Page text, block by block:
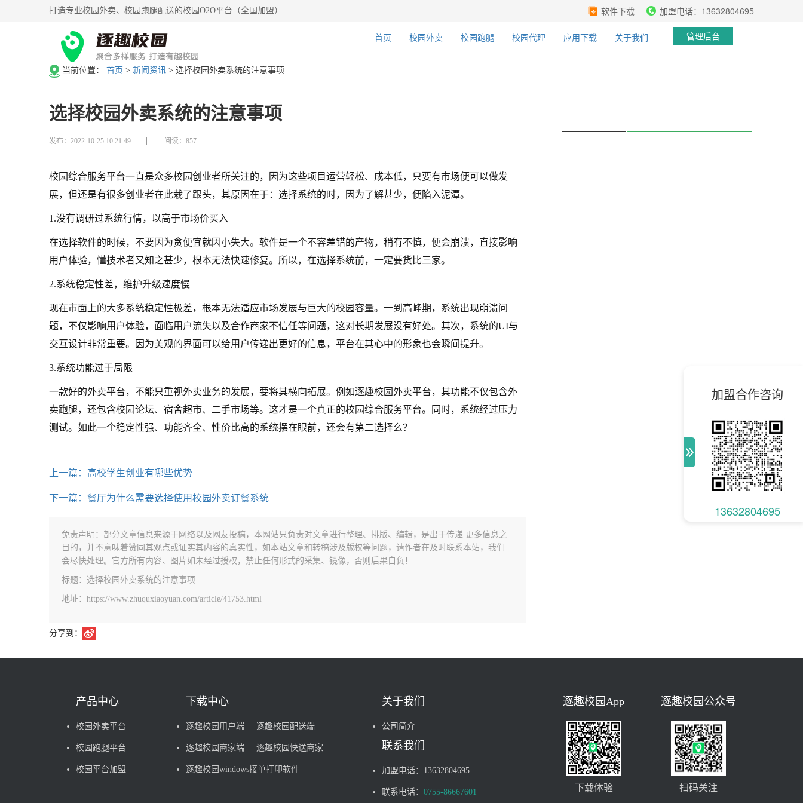
打造专业校园外卖、校园跑腿配送的校园O2O平台（全国加盟） 软件下载 加盟电话：13632804695
首页 校园外卖 校园跑腿 校园代理 应用下载 关于我们 管理后台
加盟合作咨询
13632804695
当前位置： 首页 > 新闻资讯 > 选择校园外卖系统的注意事项
选择校园外卖系统的注意事项
发布：2022-10-25 10:21:49 阅读：857
校园综合服务平台一直是众多校园创业者所关注的，因为这些项目运营轻松、成本低，只要有市场便可以做发
展，但还是有很多创业者在此栽了跟头，其原因在于：选择系统的时，因为了解甚少，便陷入泥潭。
1.没有调研过系统行情，以高于市场价买入
在选择软件的时候，不要因为贪便宜就因小失大。软件是一个不容差错的产物，稍有不慎，便会崩溃，直接影响
用户体验，懂技术者又知之甚少，根本无法快速修复。所以，在选择系统前，一定要货比三家。
2.系统稳定性差，维护升级速度慢
现在市面上的大多系统稳定性极差，根本无法适应市场发展与巨大的校园容量。一到高峰期，系统出现崩溃问
题，不仅影响用户体验，面临用户流失以及合作商家不信任等问题，这对长期发展没有好处。其次，系统的UI与
交互设计非常重要。因为美观的界面可以给用户传递出更好的信息，平台在其心中的形象也会瞬间提升。
3.系统功能过于局限
一款好的外卖平台，不能只重视外卖业务的发展，要将其横向拓展。例如逐趣校园外卖平台，其功能不仅包含外
卖跑腿，还包含校园论坛、宿舍超市、二手市场等。这才是一个真正的校园综合服务平台。同时，系统经过压力
测试。如此一个稳定性强、功能齐全、性价比高的系统摆在眼前，还会有第二选择么？
上一篇：高校学生创业有哪些优势
下一篇：餐厅为什么需要选择使用校园外卖订餐系统
免责声明：部分文章信息来源于网络以及网友投稿，本网站只负责对文章进行整理、排版、编辑，是出于传递 更多信息之
目的，并不意味着赞同其观点或证实其内容的真实性，如本站文章和转稿涉及版权等问题，请作者在及时联系本站，我们
会尽快处理。官方所有内容、图片如未经过授权，禁止任何形式的采集、镜像，否则后果自负！
标题：选择校园外卖系统的注意事项
地址：https://www.zhuquxiaoyuan.com/article/41753.html
分享到：
产品中心
校园外卖平台
校园跑腿平台
校园平台加盟
下载中心
逐趣校园用户端 逐趣校园配送端
逐趣校园商家端 逐趣校园快送商家
逐趣校园windows接单打印软件
关于我们
公司简介
联系我们
加盟电话： 13632804695
联系电话： 0755-86667601
逐趣校园App
下载体验
逐趣校园公众号
扫码关注